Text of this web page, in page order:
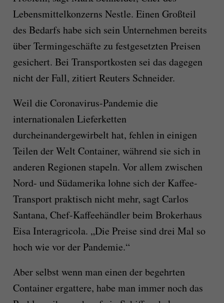
Lebensmittelkonzerns Nestle. Einen Großteil
des Bedarfs habe sich sein Unternehmen bereits
über Termingeschäfte zu festgesetzten Preisen
gesichert. Bei Transportkosten sei das dagegen
nicht der Fall, zitiert Reuters Schneider.
Weil die Coronavirus-Pandemie die
internationalen Lieferketten
durcheinandergewirbelt hat, fehlen in einigen
Teilen der Welt Container, während sie sich in
anderen Regionen stapeln. Vor allem zwischen
Nord- und Südamerika lohne sich der Kaffee-
Transport praktisch nicht mehr, sagt Carlos
Santana, Chef-Kaffeehändler beim Brokerhaus
Eisa Interagricola. „Die Preise sind drei Mal so
hoch wie vor der Pandemie.“
Aber selbst wenn man einen der begehrten
Container ergattere, habe man immer noch das